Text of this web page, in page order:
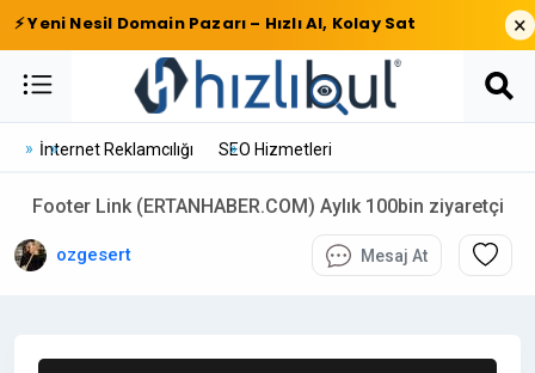
⚡ Yeni Nesil Domain Pazarı – Hızlı Al, Kolay Sat ×
İnternet Reklamcılığı SEO Hizmetleri
Footer Link (ERTANHABER.COM) Aylık 100bin ziyaretçi
ozgesert Mesaj At